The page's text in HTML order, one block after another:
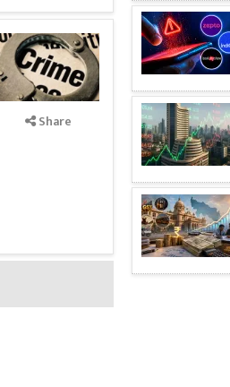
Share